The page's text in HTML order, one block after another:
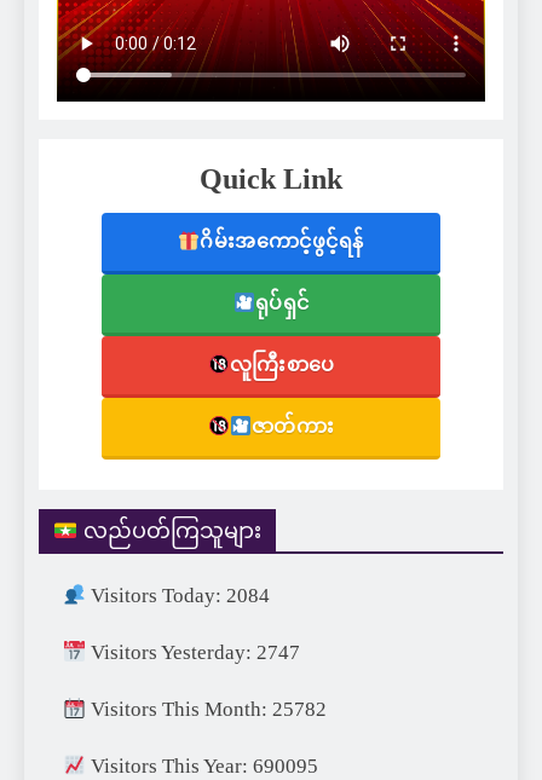
Quick Link
ဂိမ်းအကောင့်ဖွင့်ရန်
ရုပ်ရှင်
လူကြီးစာပေ
ဇာတ်ကား
လည်ပတ်ကြသူများ
Visitors Today: 2084
Visitors Yesterday: 2747
Visitors This Month: 25782
Visitors This Year: 690095